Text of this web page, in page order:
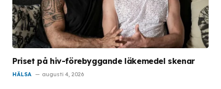
Priset på hiv-förebyggande läkemedel skenar
HÄLSA augusti 4, 2026